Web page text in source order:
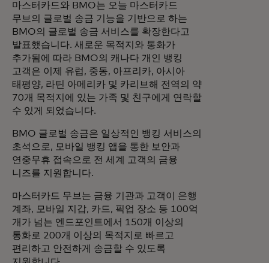
마스터카드와 BMO는 오늘 마스터카드
무브의 글로벌 송금 기능을 기반으로 하는
BMO의 글로벌 송금 서비스를 확장한다고
발표했습니다. 새로운 목적지와 통화가
추가됨에 따라 BMO의 캐나다 개인 뱅킹
고객은 이제 유럽, 중동, 아프리카, 아시아
태평양, 라틴 아메리카 및 카리브해 전역의 약
70개 목적지에 있는 가족 및 친구에게 연락할
수 있게 되었습니다.
BMO 글로벌 송금은 일상적인 뱅킹 서비스의
초석으로, 모바일 뱅킹 앱을 통한 보안과
연중무휴 접속으로 전 세계 고객의 금융
니즈를 지원합니다.
마스터카드 무브는 금융 기관과 고객이 은행
계좌, 모바일 지갑, 카드, 픽업 장소 등 100억
개가 넘는 엔드포인트에서 150개 이상의
통화로 200개 이상의 목적지로 빠르고
편리하고 안전하게 송금할 수 있도록